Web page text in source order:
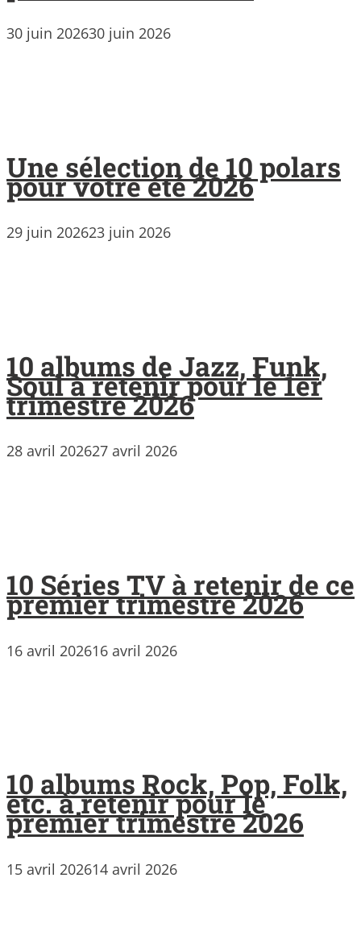
30 juin 202630 juin 2026
Une sélection de 10 polars
pour votre été 2026
29 juin 202623 juin 2026
10 albums de Jazz, Funk,
Soul à retenir pour le 1er
trimestre 2026
28 avril 202627 avril 2026
10 Séries TV à retenir de ce
premier trimestre 2026
16 avril 202616 avril 2026
10 albums Rock, Pop, Folk,
etc. à retenir pour le
premier trimestre 2026
15 avril 202614 avril 2026